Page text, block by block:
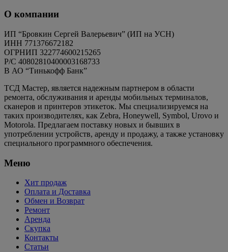
О компании
ИП “Бровкин Сергей Валерьевич” (ИП на УСН)
ИНН 771376672182
ОГРНИП 322774600215265
P/C 40802810400003168733
В АО “Тинькофф Банк”
ТСД Мастер, является надежным партнером в области
ремонта, обслуживания и аренды мобильных терминалов,
сканеров и принтеров этикеток. Мы специализируемся на
таких производителях, как Zebra, Honeywell, Symbol, Urovo и
Motorola. Предлагаем поставку новых и бывших в
употреблении устройств, аренду и продажу, а также установку
специального программного обеспечения.
Меню
Хит продаж
Оплата и Доставка
Обмен и Возврат
Ремонт
Аренда
Скупка
Контакты
Статьи